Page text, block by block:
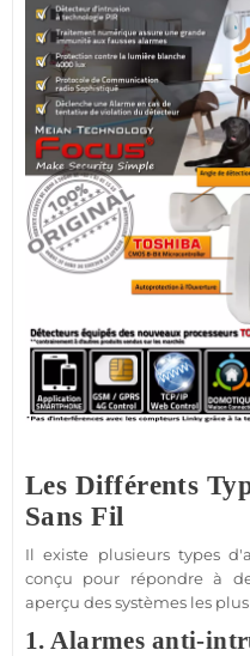
Les Différents
Sans Fil
Il existe plusieurs types
conçu pour répondre à
aperçu des systèmes les
1. Alarmes anti-